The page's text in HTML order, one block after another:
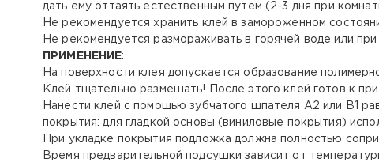
дать ему оттаять естественным путем (2-3 дня при
Не рекомендуется хранить клей в замороженном
Не рекомендуется размораживать в горячей воде или
ПРИМЕНЕНИЕ:
На поверхности клея допускается образование
Клей тщательно размешать! После этого клей готов к
Нанести клей с помощью зубчатого шпателя А2 или В1
покрытия: для гладкой основы (виниловые покрытия)
При укладке покрытия подложка должна полностью
Время предварительной подсушки зависит от